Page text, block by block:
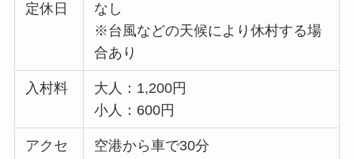
定休日
なし
※台風などの天候により休村する場
合あり
入村料
大人：1,200円
小人：600円
アクセ
空港から車で30分